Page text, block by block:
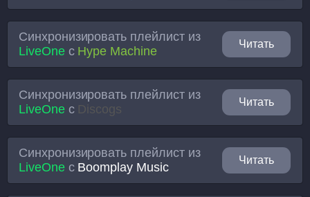
Синхронизировать плейлист из
LiveOneс Hype Machine
Читать
Синхронизировать плейлист из
LiveOneс Discogs
Читать
Синхронизировать плейлист из
LiveOneс Boomplay Music
Читать